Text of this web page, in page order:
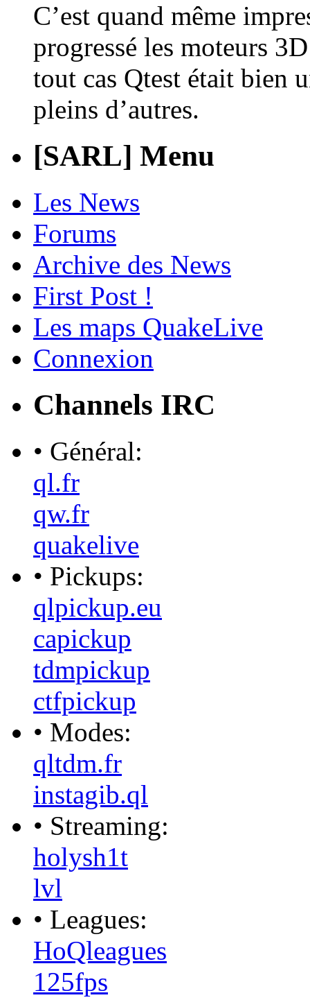
C’est quand même
progressé les moteurs
tout cas Qtest était bien
pleins d’autres.
[SARL] Menu
Les News
Forums
Archive des News
First Post !
Les maps QuakeLive
Connexion
Channels IRC
• Général:
ql.fr
qw.fr
quakelive
• Pickups:
qlpickup.eu
capickup
tdmpickup
ctfpickup
• Modes:
qltdm.fr
instagib.ql
• Streaming:
holysh1t
lvl
• Leagues:
HoQleagues
125fps